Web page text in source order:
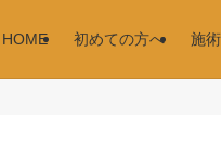
HOME 初めての方へ 施